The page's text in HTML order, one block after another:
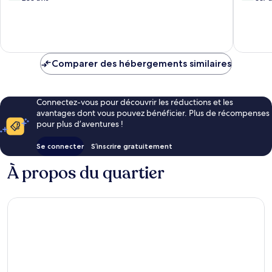
Comparer des hébergements similaires
Connectez-vous pour découvrir les réductions et les
avantages dont vous pouvez bénéficier. Plus de récompenses
pour plus d’aventures !
Se connecter S’inscrire gratuitement
À propos du quartier